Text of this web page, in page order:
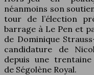
néanmoins son
tour de l’élection
barrage à Le Pen et
de Dominique
candidature de
depuis une trentaine
de Ségolène Royal.